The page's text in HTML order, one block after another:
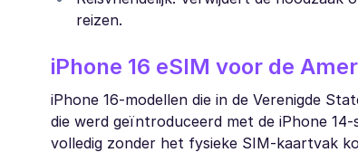
reizen.
iPhone 16 eSIM voor de
iPhone 16-modellen die in de Verenigde
die werd geïntroduceerd met de iPhone
volledig zonder het fysieke SIM-kaartvak